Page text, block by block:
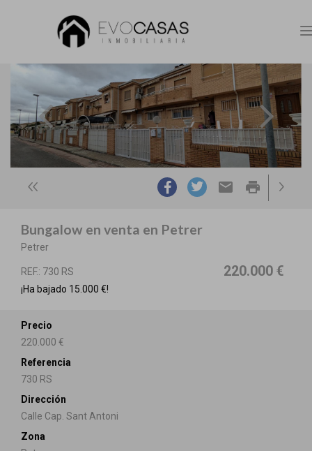
email print
Bungalow en venta en Petrer
Petrer
REF.: 730 RS 220.000 €
¡Ha bajado 15.000 €!
Precio
220.000 €
Referencia
730 RS
Dirección
Calle Cap. Sant Antoni
Zona